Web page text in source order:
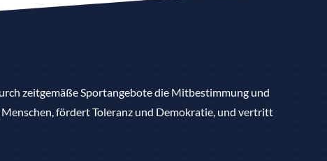
zeitgemäße Sportangebote die Mitbestimmung und
fördert Toleranz und Demokratie, und vertritt